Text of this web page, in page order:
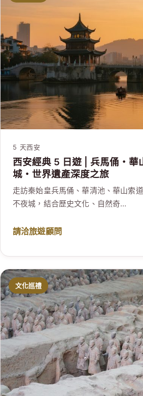
5 天西安
西安經典 5 日遊 | 兵馬俑・華
城・世界遺產深度之旅
走訪秦始皇兵馬俑、華清池、華山索
不夜城，結合歷史文化、自然奇…
請洽旅遊顧問
文化巡禮